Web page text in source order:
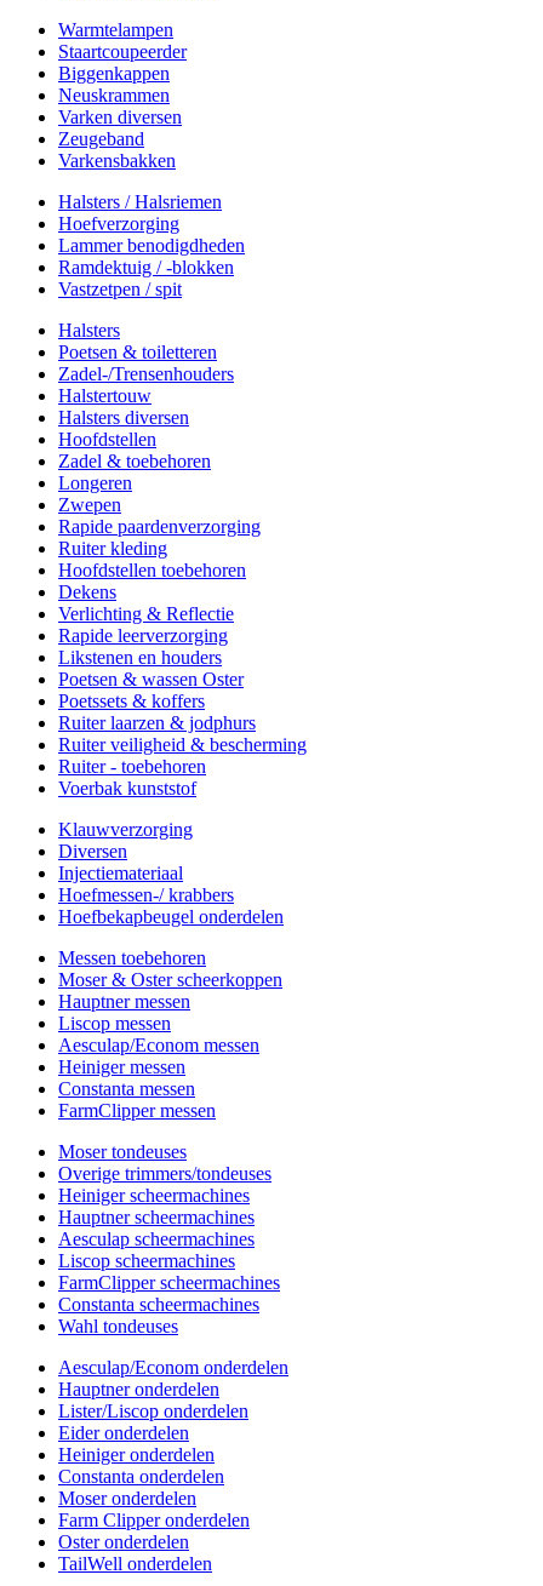
Warmtelampen
Staartcoupeerder
Biggenkappen
Neuskrammen
Varken diversen
Zeugeband
Varkensbakken
Halsters / Halsriemen
Hoefverzorging
Lammer benodigdheden
Ramdektuig / -blokken
Vastzetpen / spit
Halsters
Poetsen & toiletteren
Zadel-/Trensenhouders
Halstertouw
Halsters diversen
Hoofdstellen
Zadel & toebehoren
Longeren
Zwepen
Rapide paardenverzorging
Ruiter kleding
Hoofdstellen toebehoren
Dekens
Verlichting & Reflectie
Rapide leerverzorging
Likstenen en houders
Poetsen & wassen Oster
Poetssets & koffers
Ruiter laarzen & jodphurs
Ruiter veiligheid & bescherming
Ruiter - toebehoren
Voerbak kunststof
Klauwverzorging
Diversen
Injectiemateriaal
Hoefmessen-/ krabbers
Hoefbekapbeugel onderdelen
Messen toebehoren
Moser & Oster scheerkoppen
Hauptner messen
Liscop messen
Aesculap/Econom messen
Heiniger messen
Constanta messen
FarmClipper messen
Moser tondeuses
Overige trimmers/tondeuses
Heiniger scheermachines
Hauptner scheermachines
Aesculap scheermachines
Liscop scheermachines
FarmClipper scheermachines
Constanta scheermachines
Wahl tondeuses
Aesculap/Econom onderdelen
Hauptner onderdelen
Lister/Liscop onderdelen
Eider onderdelen
Heiniger onderdelen
Constanta onderdelen
Moser onderdelen
Farm Clipper onderdelen
Oster onderdelen
TailWell onderdelen